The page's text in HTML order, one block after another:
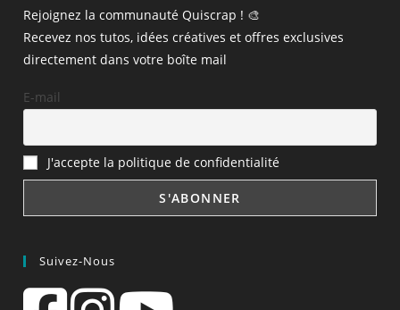
Rejoignez la communauté Quiscrap ! 🎨
Recevez nos tutos, idées créatives et offres exclusives
directement dans votre boîte mail
E-mail
J'accepte la politique de confidentialité
Suivez-Nous